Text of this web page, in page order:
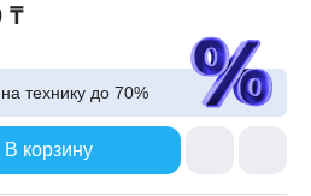
₸
технику до 70%
В корзину